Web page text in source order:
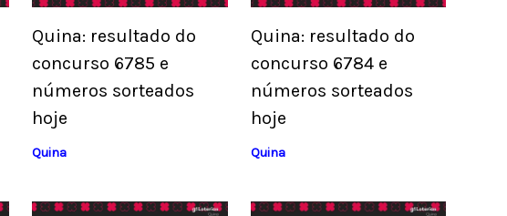
Quina: resultado do
concurso 6785 e
números sorteados
hoje
Quina
Quina: resultado do
concurso 6784 e
números sorteados
hoje
Quina